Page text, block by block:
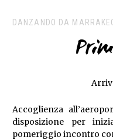
DANZANDO DA
Accoglienza
disposizione per
pomeriggio incontro